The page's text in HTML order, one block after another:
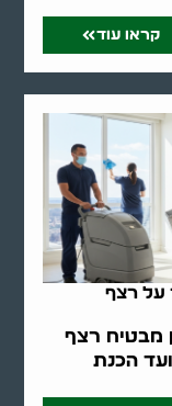
קראו עוד
על רצף
מבטיח רצף
הכנת